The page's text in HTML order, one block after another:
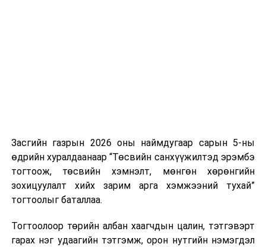
Засгийн газрын 2026 оны наймдугаар сарын 5-ны
өдрийн хуралдаанаар “Төсвийн санхүүжилтэд эрэмбэ
тогтоож, төсвийн хэмнэлт, мөнгөн хөрөнгийн
зохицуулалт хийх зарим арга хэмжээний тухай”
тогтоолыг баталлаа.
Тогтоолоор төрийн албан хаагчдын цалин, тэтгэвэрт
гарах нэг удаагийн тэтгэмж, орон нутгийн нэмэгдэл